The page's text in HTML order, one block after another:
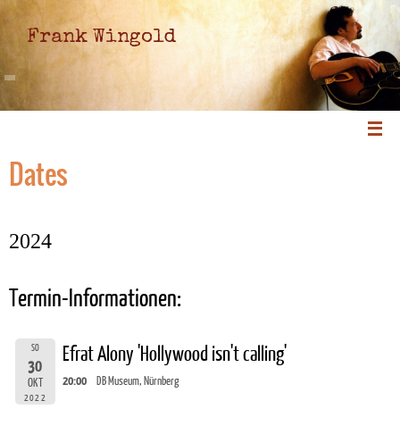
Frank Wingold
Dates
2024
Termin-Informationen:
SO
30
OKT
2022
Efrat Alony 'Hollywood isn't calling'
20:00 DB Museum, Nürnberg